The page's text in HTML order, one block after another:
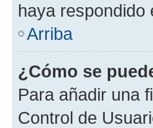
haya respondido
Arriba
¿Cómo se
Para añadir una
Control de